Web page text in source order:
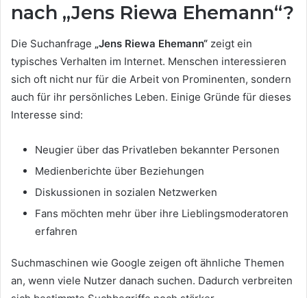
nach „Jens Riewa Ehemann“?
Die Suchanfrage „Jens Riewa Ehemann“ zeigt ein
typisches Verhalten im Internet. Menschen interessieren
sich oft nicht nur für die Arbeit von Prominenten, sondern
auch für ihr persönliches Leben. Einige Gründe für dieses
Interesse sind:
Neugier über das Privatleben bekannter Personen
Medienberichte über Beziehungen
Diskussionen in sozialen Netzwerken
Fans möchten mehr über ihre Lieblingsmoderatoren
erfahren
Suchmaschinen wie Google zeigen oft ähnliche Themen
an, wenn viele Nutzer danach suchen. Dadurch verbreiten